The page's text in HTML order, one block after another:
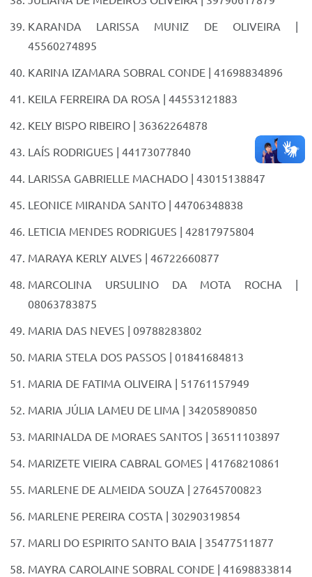
KARANDA LARISSA MUNIZ DE OLIVEIRA |
45560274895
KARINA IZAMARA SOBRAL CONDE | 41698834896
KEILA FERREIRA DA ROSA | 44553121883
KELY BISPO RIBEIRO | 36362264878
LAÍS RODRIGUES | 44173077840
LARISSA GABRIELLE MACHADO | 43015138847
LEONICE MIRANDA SANTO | 44706348838
LETICIA MENDES RODRIGUES | 42817975804
MARAYA KERLY ALVES | 46722660877
MARCOLINA URSULINO DA MOTA ROCHA |
08063783875
MARIA DAS NEVES | 09788283802
MARIA STELA DOS PASSOS | 01841684813
MARIA DE FATIMA OLIVEIRA | 51761157949
MARIA JÚLIA LAMEU DE LIMA | 34205890850
MARINALDA DE MORAES SANTOS | 36511103897
MARIZETE VIEIRA CABRAL GOMES | 41768210861
MARLENE DE ALMEIDA SOUZA | 27645700823
MARLENE PEREIRA COSTA | 30290319854
MARLI DO ESPIRITO SANTO BAIA | 35477511877
MAYRA CAROLAINE SOBRAL CONDE | 41698833814